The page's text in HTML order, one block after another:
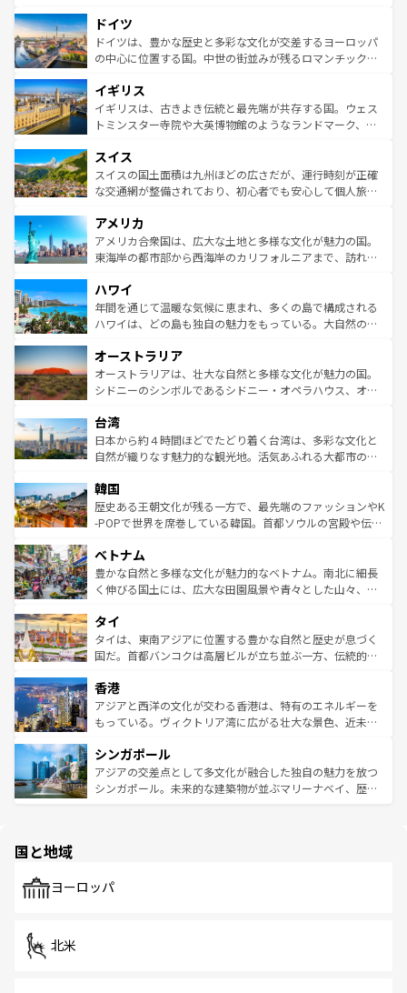
せる。地方によって風土や気候が異なるスペインはその個
性で訪れる人を魅了する。 なお、新着のスペイン情報は コ
ンテンツ一覧を参照してほしい。
で、幅広い魅力が詰まっている。華麗な宮殿、歴史的な大
聖堂、美しいビーチ、そして豊かな自然が、訪れる者を心
から魅了する。また、フランスは美食の国としても知ら
いる。シャンパンの発祥地であるランス、プロヴァンスの
香り高いラベンダー畑など、多彩な楽しみ方が可能だ。さ
らに、パリ以外の地域にも魅力が溢れており、どの街角に
れる地方に足を運ぶとそれぞれで全く異なる文化を体験で
きるだろう。 なお、新着のフランス情報はコンテンツ一覧
を参照してほしい。
ドイツ
ドイツは、豊かな歴史と多彩な文化が交差するヨーロッパ
の中心に位置する国。中世の街並みが残るロマンチック街
顔を持つこの国は、どこを歩いても飽きることがない。ベ
ルリンの文化的活気、バイエルン州のアルプスの絶景、そ
してライン川沿いのワイン畑といった風景は必見。ビール
は、お酒好きな人にはぜひ体験してほしい。 なお、新着の
ドイツ情報はコンテンツ一覧を参照してほしい。
イギリス
イギリスは、古きよき伝統と最先端が共存する国。ウェス
トミンスター寺院や大英博物館のようなランドマーク、歴
リアごとに異なる魅力がある。また、優雅なアフタヌーン
ティー、ビール好きにはたまらない英国パブ、サッカー観
戦など、本場だからこそできる体験も豊富。イギリスを旅
ンツ一覧を参照してほしい。
スイス
スイスの国土面積は九州ほどの広さだが、運行時刻が正確
な交通網が整備されており、初心者でも安心して個人旅行
の建物がそのまま残る町や、スイスならではのユニークな
博物館もあり、アルプス観光だけでなく町歩きも満喫する
ことができる。国民の所得が高いため物価も高いが、旅行
ば市内交通費無料で観光を楽しむこともできる。 なお、新
着のスイス情報はコンテンツ一覧 を参照してほしい。
アメリカ
アメリカ合衆国は、広大な土地と多様な文化が魅力の国。
東海岸の都市部から西海岸のカリフォルニアまで、訪れる
のような巨大都市は、観光、ショッピング、エンターテイ
ンメントが詰まった刺激的なスポットだ。一方、アメリカ
西部には大自然が広がり、グランドキャニオンやイエロー
部のニューオーリンズでは、音楽と美食が融合した独特の
文化が魅力。旅行者はアメリカの各地域で異なる魅力を楽
しみながら、その多様性と豊かな歴史を感じることができ
ならではの贅沢な旅のスタイルだ。 なお、新着のアメリカ
情報はコンテンツ一覧を参照してほしい。
ハワイ
年間を通じて温暖な気候に恵まれ、多くの島で構成される
ハワイは、どの島も独自の魅力をもっている。大自然の神
ワイ島は見逃せない。また、定番の観光地といえばオアフ
島だが、静かな自然を求めるならマウイ島やカウアイ島が
おすすめ。エメラルドグリーンに輝く海をはじめ、豊かな
れるおもてなしの心で訪れる人々を迎えてくれるハワイの
人々、おいしいローカルフードやハワイアンミュージッ
ク、伝統的なフラダンスなど、すべてがハワイの魅力を彩
ワイを、存分に味わってほしい。 なお、新着のハワイ情報
はコンテンツ一覧を参照してほしい。
オーストラリア
オーストラリアは、壮大な自然と多様な文化が魅力の国。
シドニーのシンボルであるシドニー・オペラハウス、オー
リアリーフや大陸中央部にそびえるウルル（エアーズロッ
ク）、タスマニアの美しい原生林やケアンズの熱帯雨林な
ど、見どころがたくさん。また、カフェやワイン、オージ
いる。アクティビティも充実しており、サーフィンやダイ
ビング、ハイキングなど、アウトドア好きにはたまらな
い。オーストラリアの多彩な魅力を存分に味わいつくそ
参照してほしい。
台湾
日本から約４時間ほどでたどり着く台湾は、多彩な文化と
自然が織りなす魅力的な観光地。活気あふれる大都市の台
ン）、静ひつな山岳地帯である台湾東部など、都市の喧騒
と山間の静けさが共存しており、訪れる人に新しい発見と
驚きをもたらしてくれる。また、奥深い台湾の食文化も魅
容にもいいと評判のスイーツなど、バラエティ豊かな料理
が味わえる。 なお、新着の台湾情報は コンテンツ一覧を参
照してほしい。
韓国
歴史ある王朝文化が残る一方で、最先端のファッションやK
-POPで世界を席巻している韓国。首都ソウルの宮殿や伝統
き、地方に足を延ばせば四季折々の自然美を楽しむことが
できる。そして、キムチや焼肉、絶品のストリートフード
まで、さまざまな韓国料理が待っている。夜には、韓国な
リティに包まれながら、韓国の多彩な魅力を心ゆくまで味
わってみてほしい。 なお、新着の韓国情報はコンテンツ一
覧を参照してほしい。
ベトナム
豊かな自然と多様な文化が魅力的なベトナム。南北に細長
く伸びる国土には、広大な田園風景や青々とした山々、世
急速な発展と共に伝統が息づく。ハノイの古い町並みやホ
ーチミン市のフランス統治時代の建物も、独特の雰囲気を
醸し出している。また、バラエティの豊かさとおいしさで
とつ。フォーやバインミー、ベトナムコーヒーなどは、ぜ
ひ現地で味わいたい。どの地域を訪れてもあたたかい人々
が旅行者を迎えてくれるので、きっと忘れられない旅にな
参照してほしい。
タイ
タイは、東南アジアに位置する豊かな自然と歴史が息づく
国だ。首都バンコクは高層ビルが立ち並ぶ一方、伝統的な
の活気が交差している。北部ではチェンマイなどの山岳地
帯で自然と触れ合い、南部ではプーケットやクラビの美し
いビーチでリゾート気分を楽しむことができる。タイ料理
激する。気候は一年中温暖で、どの季節にも異なる楽しみ
が待っている。親しみやすいタイの人々、仏教を中心とし
た文化、そして多様な観光資源が、訪れる旅人を魅了し続
香港
アジアと西洋の文化が交わる香港は、特有のエネルギーを
もっている。ヴィクトリア湾に広がる壮大な景色、近未来
み、どこを訪れても感動するはず。観光スポットが密集し
ており、効率よく見どころを回れるのも魅力。息をのむよ
うな絶景から文化的な体験まで、香港を存分に楽しみ尽く
シンガポール
アジアの交差点として多文化が融合した独自の魅力を放つ
シンガポール。未来的な建築物が並ぶマリーナベイ、歴史
で、ホーカーズは地元の風情を楽しめる外せないスポット
国と地域
ヨーロッパ
北米